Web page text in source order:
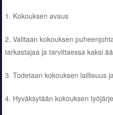
1. Kokouksen avaus
2. Valitaan kokouksen
tarkastajaa ja tarvittaessa kaksi
3. Todetaan kokouksen laillisuus
4. Hyväksytään kokouksen